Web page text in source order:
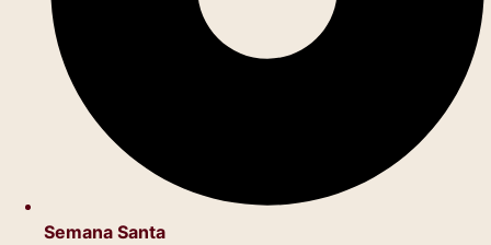
Semana Santa